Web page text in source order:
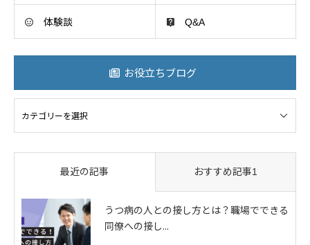
体験談 Q&A
お役立ちブログ
最近の記事 おすすめ記事1
うつ病の人との接し方とは？職場でできる
同僚への接し...